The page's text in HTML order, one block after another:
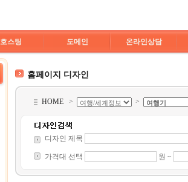
호스팅 도메인 온라인상담
홈페이지 디자인
HOME > >
디자인 제목
가격대 선택 원 ~